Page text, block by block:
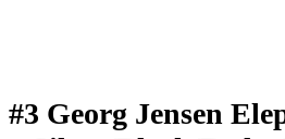
#3 Georg Jensen